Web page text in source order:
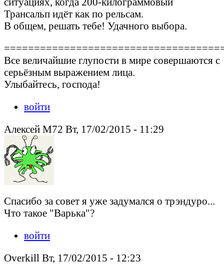
Трансальп идёт как по рельсам.
В общем, решать тебе! Удачного выбора.
Все величайшие глупости в мире совершаются с
серьёзным выражением лица.
Улыбайтесь, господа!
войти
Алексей М72 Вт, 17/02/2015 - 11:29
Спасибо за совет я уже задумался о трэндуро...
Что такое "Варька"?
войти
Overkill Вт, 17/02/2015 - 12:23